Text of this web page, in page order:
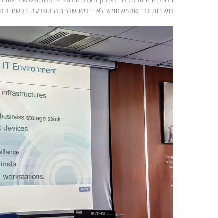
חשובות כדי שהמשתמש לא ירגיש שהייתה הפרעה ברשת